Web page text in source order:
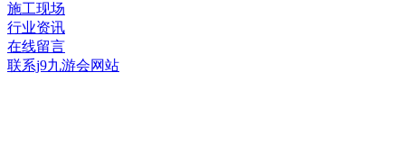
施工现场
行业资讯
在线留言
联系j9九游会网站